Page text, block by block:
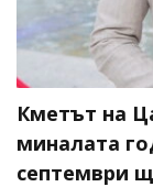
Кметът на
миналата
септември